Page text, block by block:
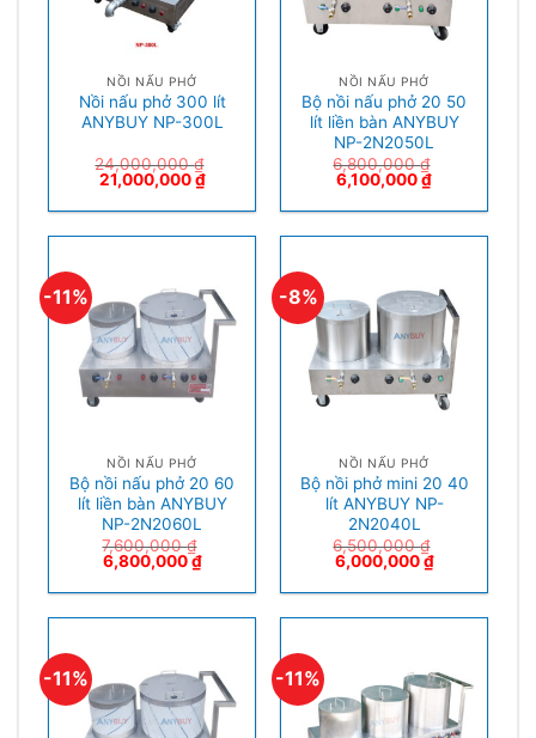
NỒI NẤU PHỞ
Nồi nấu phở 300 lít
ANYBUY NP-300L
24,000,000₫
21,000,000₫
NỒI NẤU PHỞ
Bộ nồi nấu phở 20 50
lít liền bàn ANYBUY
NP-2N2050L
6,800,000₫
6,100,000₫
-11%
NỒI NẤU PHỞ
Bộ nồi nấu phở 20 60
lít liền bàn ANYBUY
NP-2N2060L
7,600,000₫
6,800,000₫
-8%
NỒI NẤU PHỞ
Bộ nồi phở mini 20 40
lít ANYBUY NP-
2N2040L
6,500,000₫
6,000,000₫
-11% -11%